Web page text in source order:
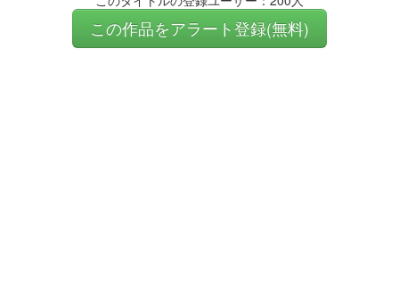
この作品をアラート登録(無料)